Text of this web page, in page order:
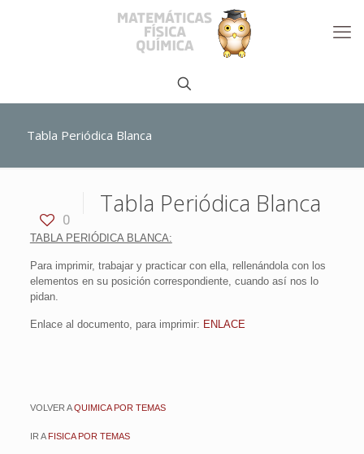
Tabla Periódica Blanca
0
Tabla Periódica Blanca
TABLA PERIÓDICA BLANCA:
Para imprimir, trabajar y practicar con ella, rellenándola con los
elementos en su posición correspondiente, cuando así nos lo
pidan.
Enlace al documento, para imprimir: ENLACE
VOLVER AQUIMICA POR TEMAS
IR A FISICA POR TEMAS